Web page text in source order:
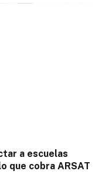
a escuelas
que cobra ARSAT